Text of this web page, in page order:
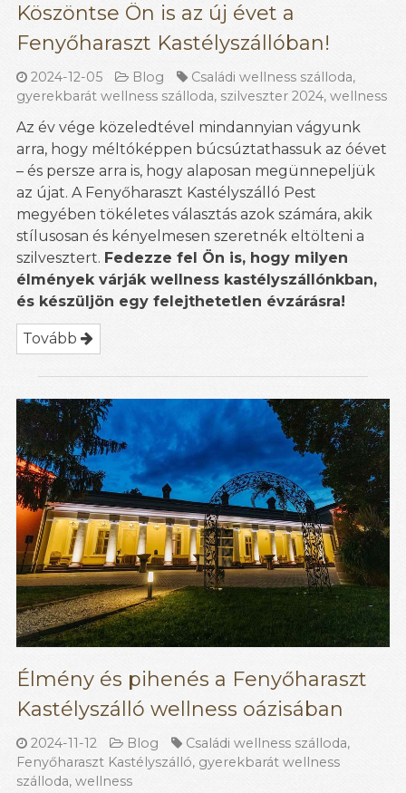
Köszöntse Ön is az új évet a
Fenyőharaszt Kastélyszállóban!
2024-12-05 Blog Családi wellness szálloda,
gyerekbarát wellness szálloda, szilveszter 2024, wellness
Az év vége közeledtével mindannyian vágyunk
arra, hogy méltóképpen búcsúztathassuk az óévet
– és persze arra is, hogy alaposan megünnepeljük
az újat. A Fenyőharaszt Kastélyszálló Pest
megyében tökéletes választás azok számára, akik
stílusosan és kényelmesen szeretnék eltölteni a
szilvesztert. Fedezze fel Ön is, hogy milyen
élmények várják wellness kastélyszállónkban,
és készüljön egy felejthetetlen évzárásra!
Tovább
Élmény és pihenés a Fenyőharaszt
Kastélyszálló wellness oázisában
2024-11-12 Blog Családi wellness szálloda,
Fenyőharaszt Kastélyszálló, gyerekbarát wellness
szálloda, wellness